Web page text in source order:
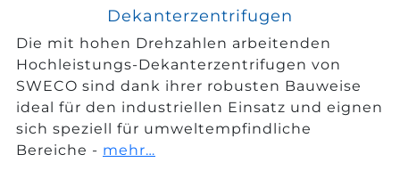
Dekanterzentrifugen
Die mit hohen Drehzahlen arbeitenden
Hochleistungs-Dekanterzentrifugen von
SWECO sind dank ihrer robusten Bauweise
ideal für den industriellen Einsatz und eignen
sich speziell für umweltempfindliche
Bereiche - mehr…